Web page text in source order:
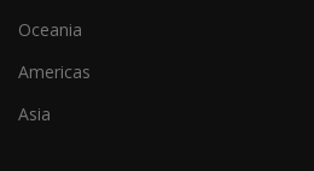
Oceania
Americas
Asia